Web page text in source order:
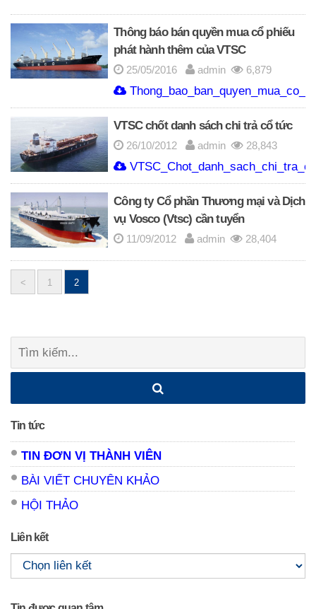
Thông báo bán quyền mua cổ phiếu
phát hành thêm của VTSC
25/05/2016 admin 6,879
VTSC chốt danh sách chi trả cổ tức
26/10/2012 admin 28,843
Công ty Cổ phần Thương mại và Dịch
vụ Vosco (Vtsc) cần tuyển
11/09/2012 admin 28,404
Posts
< 1 2
Tìm
Tin tức
TIN ĐƠN VỊ THÀNH VIÊN
BÀI VIẾT CHUYÊN KHẢO
HỘI THẢO
Liên kết